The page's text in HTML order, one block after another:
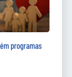
programas